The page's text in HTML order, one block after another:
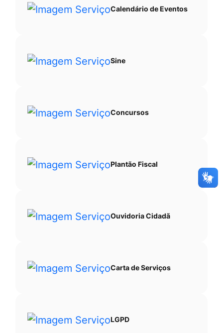
Calendário de Eventos
Sine
Concursos
Plantão Fiscal
Ouvidoria Cidadã
Carta de Serviços
LGPD